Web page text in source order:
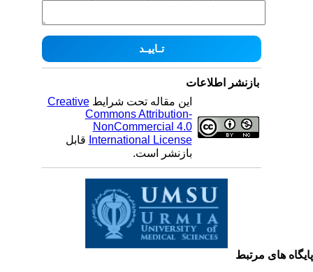
بازنشر اطلاعات
این مقاله تحت شرایطCreative
Commons Attribution-
NonCommercial 4.0
International Licenseقابل
بازنشر است.
های مرتبط